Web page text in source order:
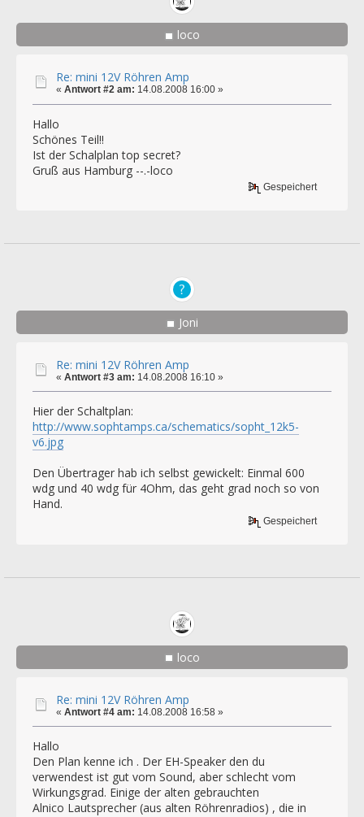
loco
Re: mini 12V Röhren Amp
« Antwort #2 am: 14.08.2008 16:00 »
Hallo
Schönes Teil!!
Ist der Schalplan top secret?
Gruß aus Hamburg --.-loco
Gespeichert
Joni
Re: mini 12V Röhren Amp
« Antwort #3 am: 14.08.2008 16:10 »
Hier der Schaltplan:
http://www.sophtamps.ca/schematics/sopht_12k5-
v6.jpg
Den Übertrager hab ich selbst gewickelt: Einmal 600
wdg und 40 wdg für 4Ohm, das geht grad noch so von
Hand.
Gespeichert
loco
Re: mini 12V Röhren Amp
« Antwort #4 am: 14.08.2008 16:58 »
Hallo
Den Plan kenne ich . Der EH-Speaker den du
verwendest ist gut vom Sound, aber schlecht vom
Wirkungsgrad. Einige der alten gebrauchten
Alnico Lautsprecher (aus alten Röhrenradios) , die in